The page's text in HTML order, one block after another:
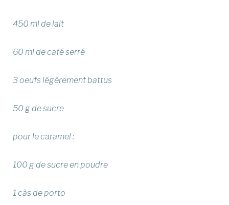
450 ml de lait
60 ml de café serré
3 oeufs légèrement battus
50 g de sucre
pour le caramel :
100 g de sucre en poudre
1 càs de porto